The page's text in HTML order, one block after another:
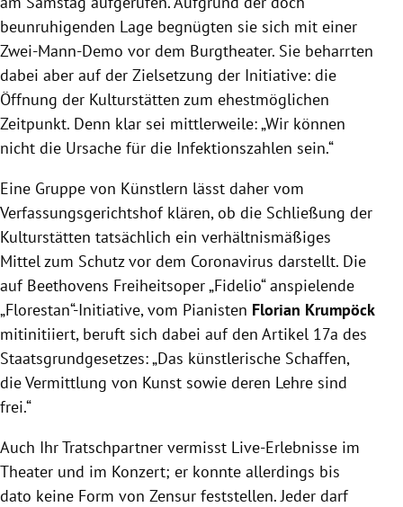
beunruhigenden Lage begnügten sie sich mit einer
Zwei-Mann-Demo vor dem Burgtheater. Sie beharrten
dabei aber auf der Zielsetzung der Initiative: die
Öffnung der Kulturstätten zum ehestmöglichen
Zeitpunkt. Denn klar sei mittlerweile: „Wir können
nicht die Ursache für die Infektionszahlen sein.“
Eine Gruppe von Künstlern lässt daher vom
Verfassungsgerichtshof klären, ob die Schließung der
Kulturstätten tatsächlich ein verhältnismäßiges
Mittel zum Schutz vor dem Coronavirus darstellt. Die
auf Beethovens Freiheitsoper „Fidelio“ anspielende
„Florestan“-Initiative, vom Pianisten Florian Krumpöck
mitinitiiert, beruft sich dabei auf den Artikel 17a des
Staatsgrundgesetzes: „Das künstlerische Schaffen,
die Vermittlung von Kunst sowie deren Lehre sind
frei.“
Auch Ihr Tratschpartner vermisst Live-Erlebnisse im
Theater und im Konzert; er konnte allerdings bis
dato keine Form von Zensur feststellen. Jeder darf